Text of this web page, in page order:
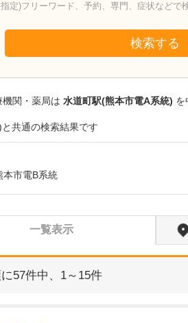
定)フリーワード、予約、専門、症状などで
検索する
関・薬局は 水道町駅(熊本市電A系統) を
共通の検索結果です
本市電B系統
一覧表示
57件中、 1～15件